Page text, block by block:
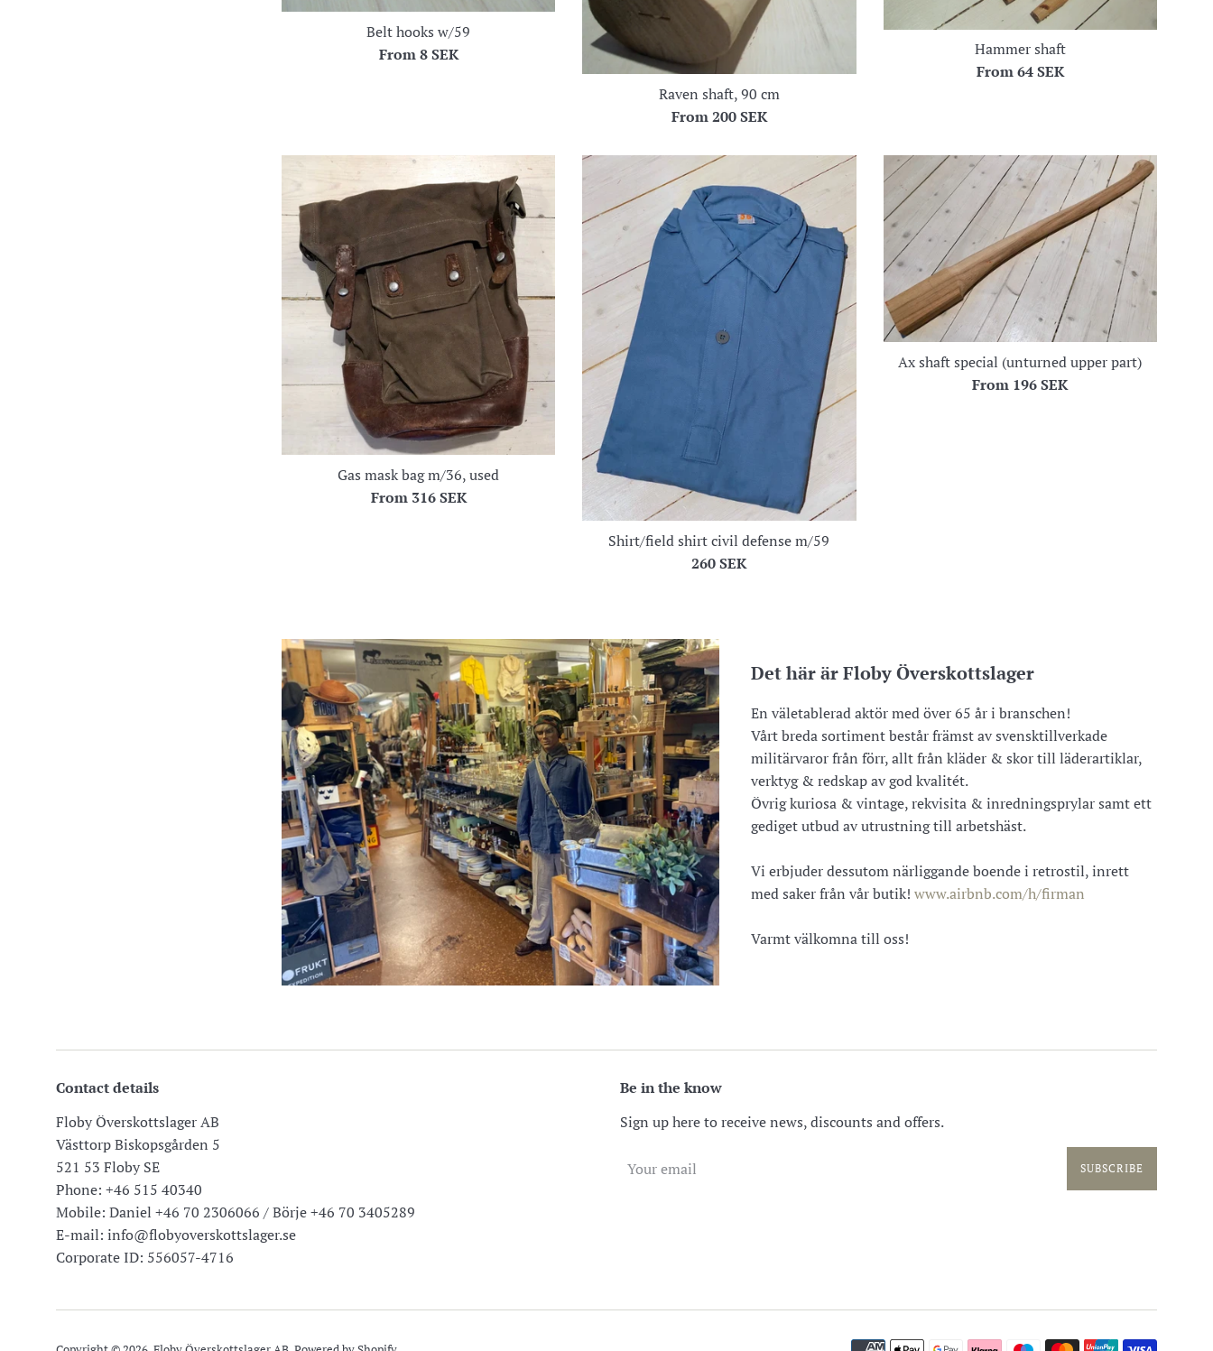
Belt hooks w/59
From8 SEK
Raven shaft, 90 cm
From200 SEK
Hammer shaft
From64 SEK
Gas mask bag m/36, used
From 316 SEK
Shirt/field shirt civil defense m/59
Regular
260 SEK
Ax shaft special (unturned upper part)
From 196 SEK
Det här är Floby Överskottslager
En väletablerad aktör med över 65 år i branschen!
Vårt breda sortiment består främst av svensktillverkade
militärvaror från förr, allt från kläder & skor till läderartiklar,
verktyg & redskap av god kvalitét.
Övrig kuriosa & vintage, rekvisita & inredningsprylar samt ett
gediget utbud av utrustning till arbetshäst.
Vi erbjuder dessutom närliggande boende i retrostil, inrett
med saker från vår butik! www.airbnb.com/h/firman
Varmt välkomna till oss!
Contact details
Floby Överskottslager AB
Västtorp Biskopsgården 5
521 53 Floby SE
Phone: +46 515 40340
Mobile: Daniel +46 70 2306066 / Börje +46 70 3405289
E-mail: info@flobyoverskottslager.se
Corporate ID: 556057-4716
Be in the know
Sign up here to receive news, discounts and offers.
SUBSCRIBE